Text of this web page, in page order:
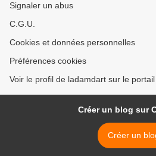
Signaler un abus
C.G.U.
Cookies et données personnelles
Préférences cookies
Voir le profil de ladamdart sur le
Créer un blog sur
Créer un